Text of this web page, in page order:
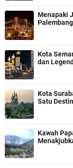
Menapaki
Kota
dan
Kota
Satu
Kawah